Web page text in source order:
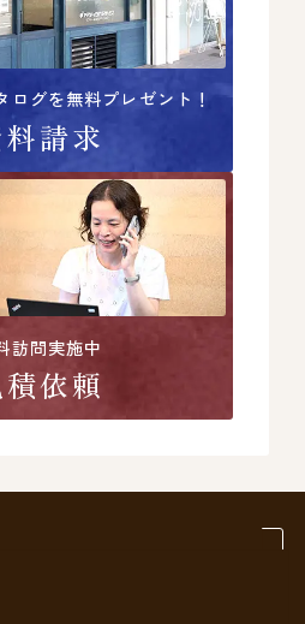
ログを無料プレゼント！
請求
訪問実施中
積依頼